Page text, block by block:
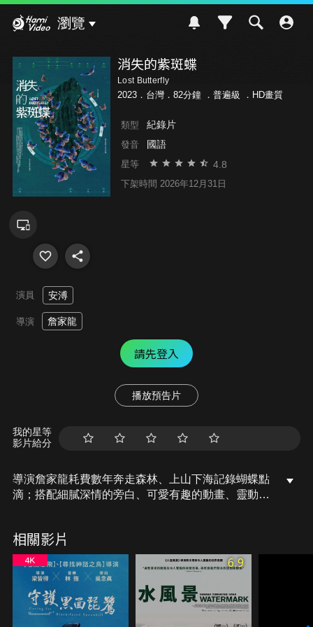
瀏覽
消失的紫斑蝶
Lost Butterfly
2023．台灣．82分鐘 ． 普遍級 ．HD畫質
類型 紀錄片
發音 國語
星等 4.8
下架時間 2026年12月31日
演員 安溥
導演 詹家龍
請先登入
播放預告片
我的星等
影片給分
導演詹家龍耗費數年奔走森林、上山下海記錄蝴蝶點
滴；搭配細膩深情的旁白、可愛有趣的動畫、靈動甜
相關影片
6.9